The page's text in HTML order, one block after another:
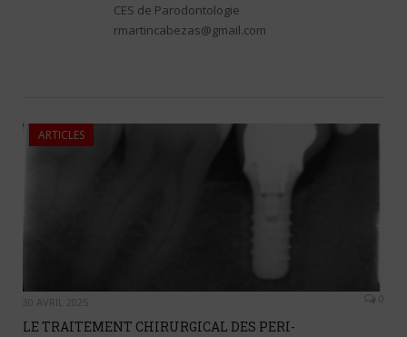
CES de Parodontologie
rmartincabezas@gmail.com
ARTICLES
30 AVRIL 2025 0
LE TRAITEMENT CHIRURGICAL DES PERI-